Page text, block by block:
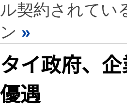
ル契約されてい
ン »
タイ政府、
優遇